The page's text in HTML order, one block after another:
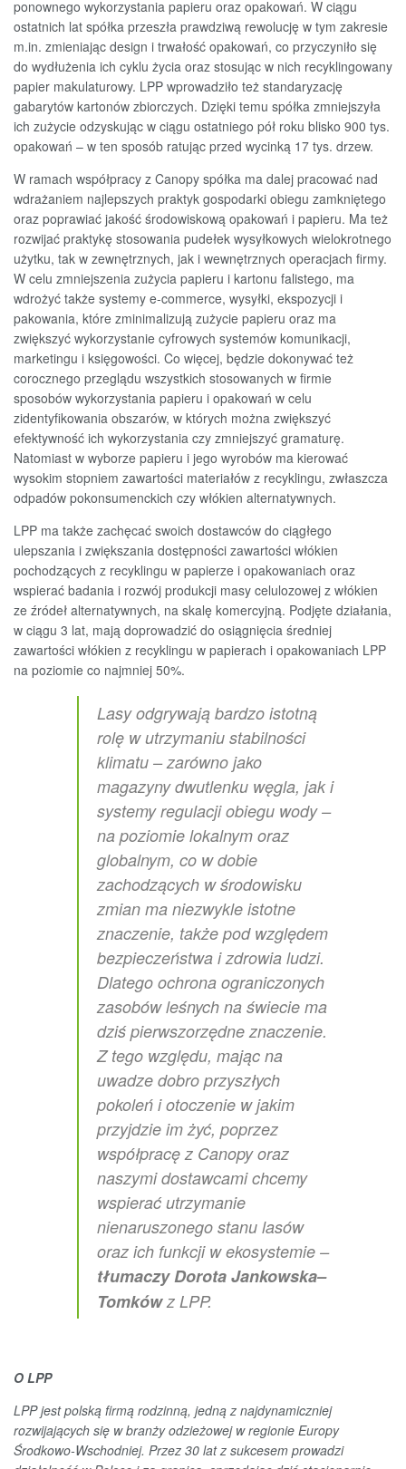
ponownego wykorzystania papieru oraz opakowań. W ciągu
ostatnich lat spółka przeszła prawdziwą rewolucję w tym zakresie
m.in. zmieniając design i trwałość opakowań, co przyczyniło się
do wydłużenia ich cyklu życia oraz stosując w nich recyklingowany
papier makulaturowy. LPP wprowadziło też standaryzację
gabarytów kartonów zbiorczych. Dzięki temu spółka zmniejszyła
ich zużycie odzyskując w ciągu ostatniego pół roku blisko 900 tys.
opakowań – w ten sposób ratując przed wycinką 17 tys. drzew.
W ramach współpracy z Canopy spółka ma dalej pracować nad
wdrażaniem najlepszych praktyk gospodarki obiegu zamkniętego
oraz poprawiać jakość środowiskową opakowań i papieru. Ma też
rozwijać praktykę stosowania pudełek wysyłkowych wielokrotnego
użytku, tak w zewnętrznych, jak i wewnętrznych operacjach firmy.
W celu zmniejszenia zużycia papieru i kartonu falistego, ma
wdrożyć także systemy e-commerce, wysyłki, ekspozycji i
pakowania, które zminimalizują zużycie papieru oraz ma
zwiększyć wykorzystanie cyfrowych systemów komunikacji,
marketingu i księgowości. Co więcej, będzie dokonywać też
corocznego przeglądu wszystkich stosowanych w firmie
sposobów wykorzystania papieru i opakowań w celu
zidentyfikowania obszarów, w których można zwiększyć
efektywność ich wykorzystania czy zmniejszyć gramaturę.
Natomiast w wyborze papieru i jego wyrobów ma kierować
wysokim stopniem zawartości materiałów z recyklingu, zwłaszcza
odpadów pokonsumenckich czy włókien alternatywnych.
LPP ma także zachęcać swoich dostawców do ciągłego
ulepszania i zwiększania dostępności zawartości włókien
pochodzących z recyklingu w papierze i opakowaniach oraz
wspierać badania i rozwój produkcji masy celulozowej z włókien
ze źródeł alternatywnych, na skalę komercyjną. Podjęte działania,
w ciągu 3 lat, mają doprowadzić do osiągnięcia średniej
zawartości włókien z recyklingu w papierach i opakowaniach LPP
na poziomie co najmniej 50%.
Lasy odgrywają bardzo istotną
rolę w utrzymaniu stabilności
klimatu – zarówno jako
magazyny dwutlenku węgla, jak i
systemy regulacji obiegu wody –
na poziomie lokalnym oraz
globalnym, co w dobie
zachodzących w środowisku
zmian ma niezwykle istotne
znaczenie, także pod względem
bezpieczeństwa i zdrowia ludzi.
Dlatego ochrona ograniczonych
zasobów leśnych na świecie ma
dziś pierwszorzędne znaczenie.
Z tego względu, mając na
uwadze dobro przyszłych
pokoleń i otoczenie w jakim
przyjdzie im żyć, poprzez
współpracę z Canopy oraz
naszymi dostawcami chcemy
wspierać utrzymanie
nienaruszonego stanu lasów
oraz ich funkcji w ekosystemie –
tłumaczy Dorota Jankowska–
Tomkówz LPP.
O LPP
LPP jest polską firmą rodzinną, jedną z najdynamiczniej
rozwijających się w branży odzieżowej w regionie Europy
Środkowo-Wschodniej. Przez 30 lat z sukcesem prowadzi